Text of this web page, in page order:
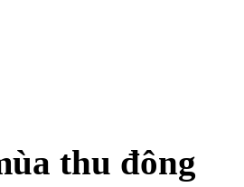
thu đông